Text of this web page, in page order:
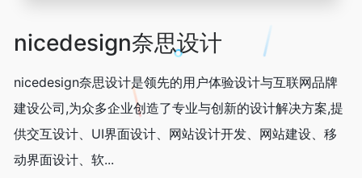
nicedesign奈思设计
nicedesign奈思设计是领先的用户体验设计与互联网品牌
建设公司,为众多企业创造了专业与创新的设计解决方案,提
供交互设计、UI界面设计、网站设计开发、网站建设、移
动界面设计、软...